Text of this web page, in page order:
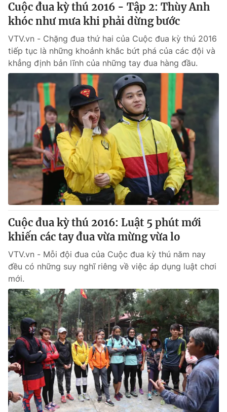
Cuộc đua kỳ thú 2016 - Tập 2: Thùy Anh
khóc như mưa khi phải dừng bước
VTV.vn - Chặng đua thứ hai của Cuộc đua kỳ thú 2016
tiếp tục là những khoảnh khắc bứt phá của các đội và
khẳng định bản lĩnh của những tay đua hàng đầu.
Cuộc đua kỳ thú 2016: Luật 5 phút mới
khiến các tay đua vừa mừng vừa lo
VTV.vn - Mỗi đội đua của Cuộc đua kỳ thú năm nay
đều có những suy nghĩ riêng về việc áp dụng luật chơi
mới.